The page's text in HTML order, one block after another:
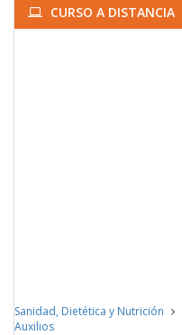
CURSO A DISTANCIA
Sanidad, Dietética y Nutrición
Auxilios